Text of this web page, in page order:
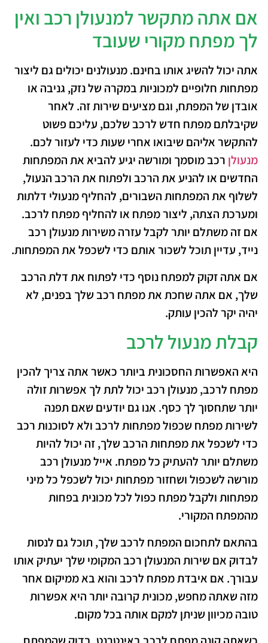
אם אתה מתקשר למנעולן רכב ואין
לך מפתח מקורי שעובד
אתה יכול להשיג אותו בחינם. מנעולנים יכולים גם ליצור
מפתחות חלופיים למכוניות במקרה של נזק, גניבה או
אובדן של המפתח, וגם מציעים שירות זה. לאחר
שקיבלתם מפתח חדש לרכב שלכם, עליכם פשוט
להתקשר אליהם שיבואו אחרי שעות כדי לעזור לכם.
מנעולן רכב מוסמך ומורשה יגיע להביא את המפתחות
החדשים או להניע את הרכב ולפתוח את הרכב הנעול,
לשלוף את המפתחות השבורים, להחליף מנעולי דלתות
ומערכת הצתה, ליצור מפתח או להחליף מפתח לרכב.
אם זה משתלם יותר לקבל עזרה משירות מנעולן רכב
נייד, עדיין תוכל לשכור אותם כדי לשכפל את המפתחות.
אם אתה זקוק למפתח נוסף כדי לפתוח את דלת הרכב
שלך, אם אתה שחכת את מפתח רכב שלך בפנים, לא
יהיה יקר להכין עותק.
קבלת מנעול לרכב
היא האפשרות החסכונית ביותר כאשר אתה צריך להכין
מפתח לרכב, מנעולן רכב יכול לתת לך אפשרות זולה
יותר שתחסוך לך כסף. אנו גם יודעים שאם תפנה
לשירות מפתח שכפול מפתחות לרכב ולא לסוכנות רכב
כדי לשכפל את מפתחות הרכב שלך, זה יכול להיות
משתלם יותר להעתיק כל מפתח. אייל מנעולן רכב
מורשה לשכפול ושחזור מפתחות יכול לשכפל כל מיני
מפתחות ולקבל מפתח כפול לכל מכונית בפחות
מהמפתח המקורי.
בהתאם לתחכום המפתח לרכב שלך, תוכל גם לנסות
לבדוק אם שירות המנעולן רכב המקומי שלך יעתיק אותו
עבורך. אם איבדת מפתח לרכב והוא בא ממיקום אחר
מזה שאתה מחפש, מכונית קרובה יותר היא אפשרות
טובה מכיוון שניתן למקם אותה בכל מקום.